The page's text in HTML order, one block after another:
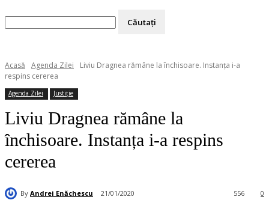
Acasă Agenda Zilei
Liviu Dragnea rămâne la închisoare. Instanța i-a
respins cererea
Agenda Zilei Justiție
Liviu Dragnea rămâne la
închisoare. Instanța i-a respins
cererea
By Andrei Enăchescu 21/01/2020 0
556